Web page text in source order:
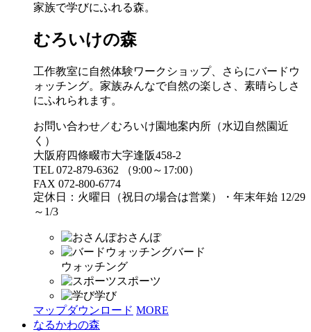
家族で学びにふれる森。
むろいけの森
工作教室に自然体験ワークショップ、さらにバードウ
ォッチング。家族みんなで自然の楽しさ、素晴らしさ
にふれられます。
お問い合わせ／むろいけ園地案内所（水辺自然園近
く）
大阪府四條畷市大字逢阪458-2
TEL 072-879-6362 （9:00～17:00）
FAX 072-800-6774
定休日：火曜日（祝日の場合は営業）・年末年始 12/29
～1/3
おさんぽ
バード
ウォッチング
スポーツ
学び
マップダウンロード MORE
なるかわの森